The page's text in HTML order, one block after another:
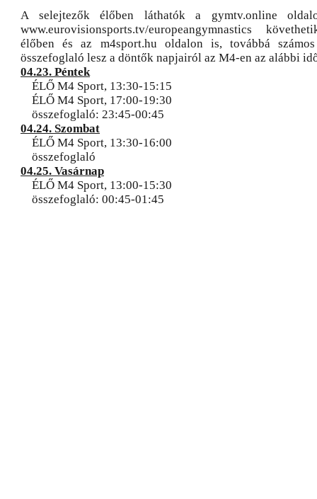
A selejtezők élőben láthatók a gymtv.online
www.eurovisionsports.tv/europeangymnastics
élőben és az m4sport.hu oldalon is, továbbá
összefoglaló lesz a döntők napjairól az M4-en az alábbi
04.23. Péntek
ÉLŐ M4 Sport, 13:30-15:15
ÉLŐ M4 Sport, 17:00-19:30
összefoglaló: 23:45-00:45
04.24. Szombat
ÉLŐ M4 Sport, 13:30-16:00
összefoglaló
04.25. Vasárnap
ÉLŐ M4 Sport, 13:00-15:30
összefoglaló: 00:45-01:45